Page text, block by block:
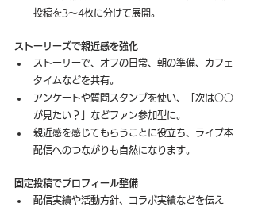
投稿を3〜4枚に分けて展開。
ストーリーズで親近感を強化
ストーリーで、オフの日常、朝の準備、カフェ
タイムなどを共有。
アンケートや質問スタンプを使い、「次は○○
が見たい？」などファン参加型に。
親近感を感じてもらうことに役立ち、ライブ本
配信へのつながりも自然になります。
固定投稿でプロフィール整備
配信実績や活動方針、コラボ実績などを伝え